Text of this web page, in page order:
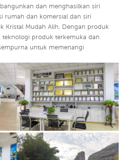
dan menghasilkan siri
rumah dan komersial dan siri
Kristal Mudah Alih, Dengan produk
teknologi produk terkemuka dan
untuk memenangi